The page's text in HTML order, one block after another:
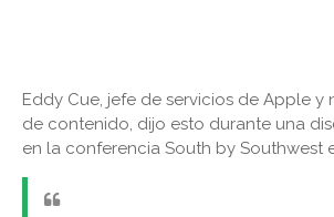
Eddy Cue, jefe de servicios de Apple y
de contenido, dijo esto durante una
en la conferencia South by Southwest